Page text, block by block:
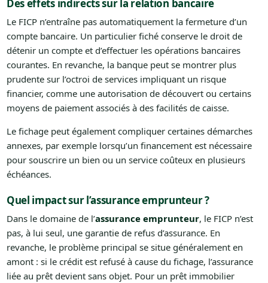
Des effets indirects sur la relation bancaire
Le FICP n’entraîne pas automatiquement la fermeture d’un
compte bancaire. Un particulier fiché conserve le droit de
détenir un compte et d’effectuer les opérations bancaires
courantes. En revanche, la banque peut se montrer plus
prudente sur l’octroi de services impliquant un risque
financier, comme une autorisation de découvert ou certains
moyens de paiement associés à des facilités de caisse.
Le fichage peut également compliquer certaines démarches
annexes, par exemple lorsqu’un financement est nécessaire
pour souscrire un bien ou un service coûteux en plusieurs
échéances.
Quel impact sur l’assurance emprunteur ?
Dans le domaine de l’assurance emprunteur, le FICP n’est
pas, à lui seul, une garantie de refus d’assurance. En
revanche, le problème principal se situe généralement en
amont : si le crédit est refusé à cause du fichage, l’assurance
liée au prêt devient sans objet. Pour un prêt immobilier